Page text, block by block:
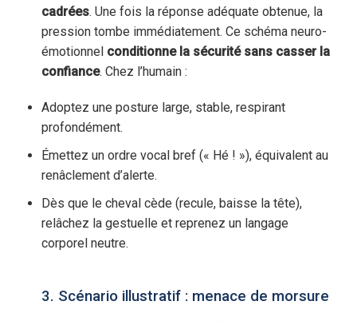
cadrées. Une fois la réponse adéquate obtenue, la
pression tombe immédiatement. Ce schéma neuro-
émotionnel conditionne la sécurité sans casser la
confiance. Chez l’humain :
Adoptez une posture large, stable, respirant
profondément.
Émettez un ordre vocal bref (« Hé ! »), équivalent au
renâclement d’alerte.
Dès que le cheval cède (recule, baisse la tête),
relâchez la gestuelle et reprenez un langage
corporel neutre.
3. Scénario illustratif : menace de morsure